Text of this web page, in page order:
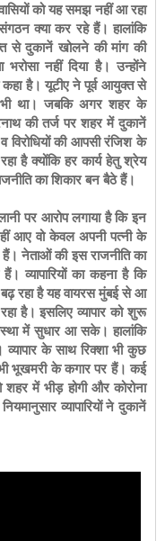
को यह समझ नहीं आ रहा
क्या कर रहे हैं। हालांकि
से दुकानें खोलने की मांग की
नहीं दिया है। उन्होंने
है। यूटीए ने पूर्व आयुक्त से
था। जबकि अगर शहर के
की तर्ज पर शहर में दुकानें
व विरोधियों की आपसी रंजिश के
है क्योंकि हर कार्य हेतु श्रेय
का शिकार बन बैठे हैं।
पर आरोप लगाया है कि इन
आए वो केवल अपनी पत्नी के
नेताओं की इस राजनीति का
व्यापारियों का कहना है कि
बढ़ रहा है यह वायरस मुंबई से आ
है। इसलिए व्यापार को शुरू
में सुधार आ सके। हालांकि
व्यापार के साथ रिक्शा भी कुछ
भूखमरी के कगार पर हैं। कई
शहर में भीड़ होगी और कोरोना
व्यापारियों ने दुकानें